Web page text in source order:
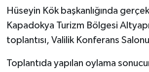
Hüseyin Kök başkanlığında
Kapadokya Turizm Bölgesi
toplantısı, Valilik Konferans
Toplantıda yapılan oylama